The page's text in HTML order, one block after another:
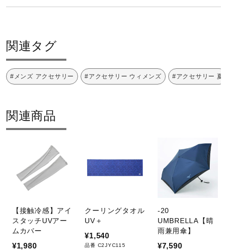
セール
サポート
直営店一覧
取扱店一覧
顔回り／61㎝、前丈／23㎝、後丈／18㎝
※顔回り＝サイズ調整アジャスターを伸ばした状態の寸法。
※目安の寸法です。あくまでも参考にしてください。
カラー
08：キャスチャコール
素材
原産国
関連タグ
#メンズ アクセサリー #アクセサリー ウィメンズ #アクセサリー 夏
関連商品
【接触冷感】アイ
スタッチUVアー
ムカバー
¥1,980
クーリングタオル
UV＋
¥1,540
品番 C2JYC115
-20
UMBRELLA【晴
雨兼用傘】
¥7,590